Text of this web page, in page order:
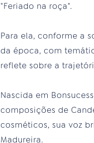
"Feriado na roça".
Para ela, conforme a
da época, com
reflete sobre a
Nascida em
composições de
cosméticos, sua voz
Madureira.